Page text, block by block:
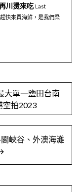
川燙來吃 Last
快來買海鮮，是我們梁
大單一鹽田台南
空拍2023
峽谷、外澳海灘